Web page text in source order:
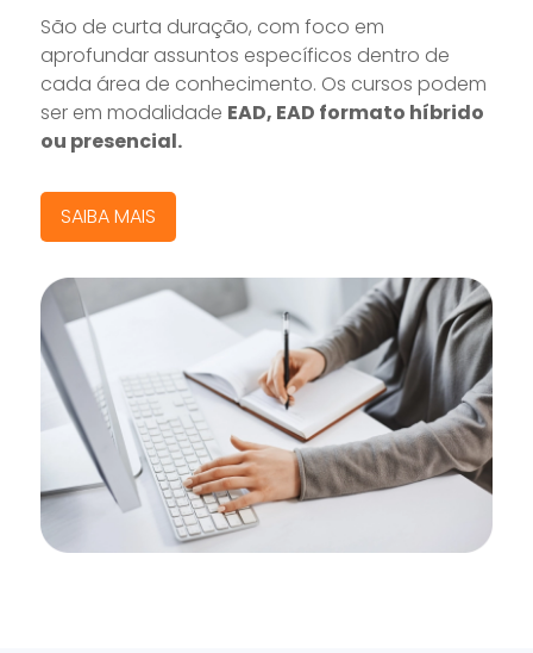
São de curta duração, com foco em
aprofundar assuntos específicos dentro de
cada área de conhecimento. Os cursos podem
ser em modalidade EAD, EAD formato híbrido
ou presencial.
SAIBA MAIS